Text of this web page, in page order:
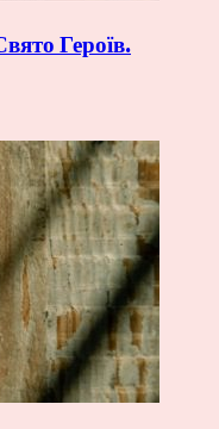
Героїв.